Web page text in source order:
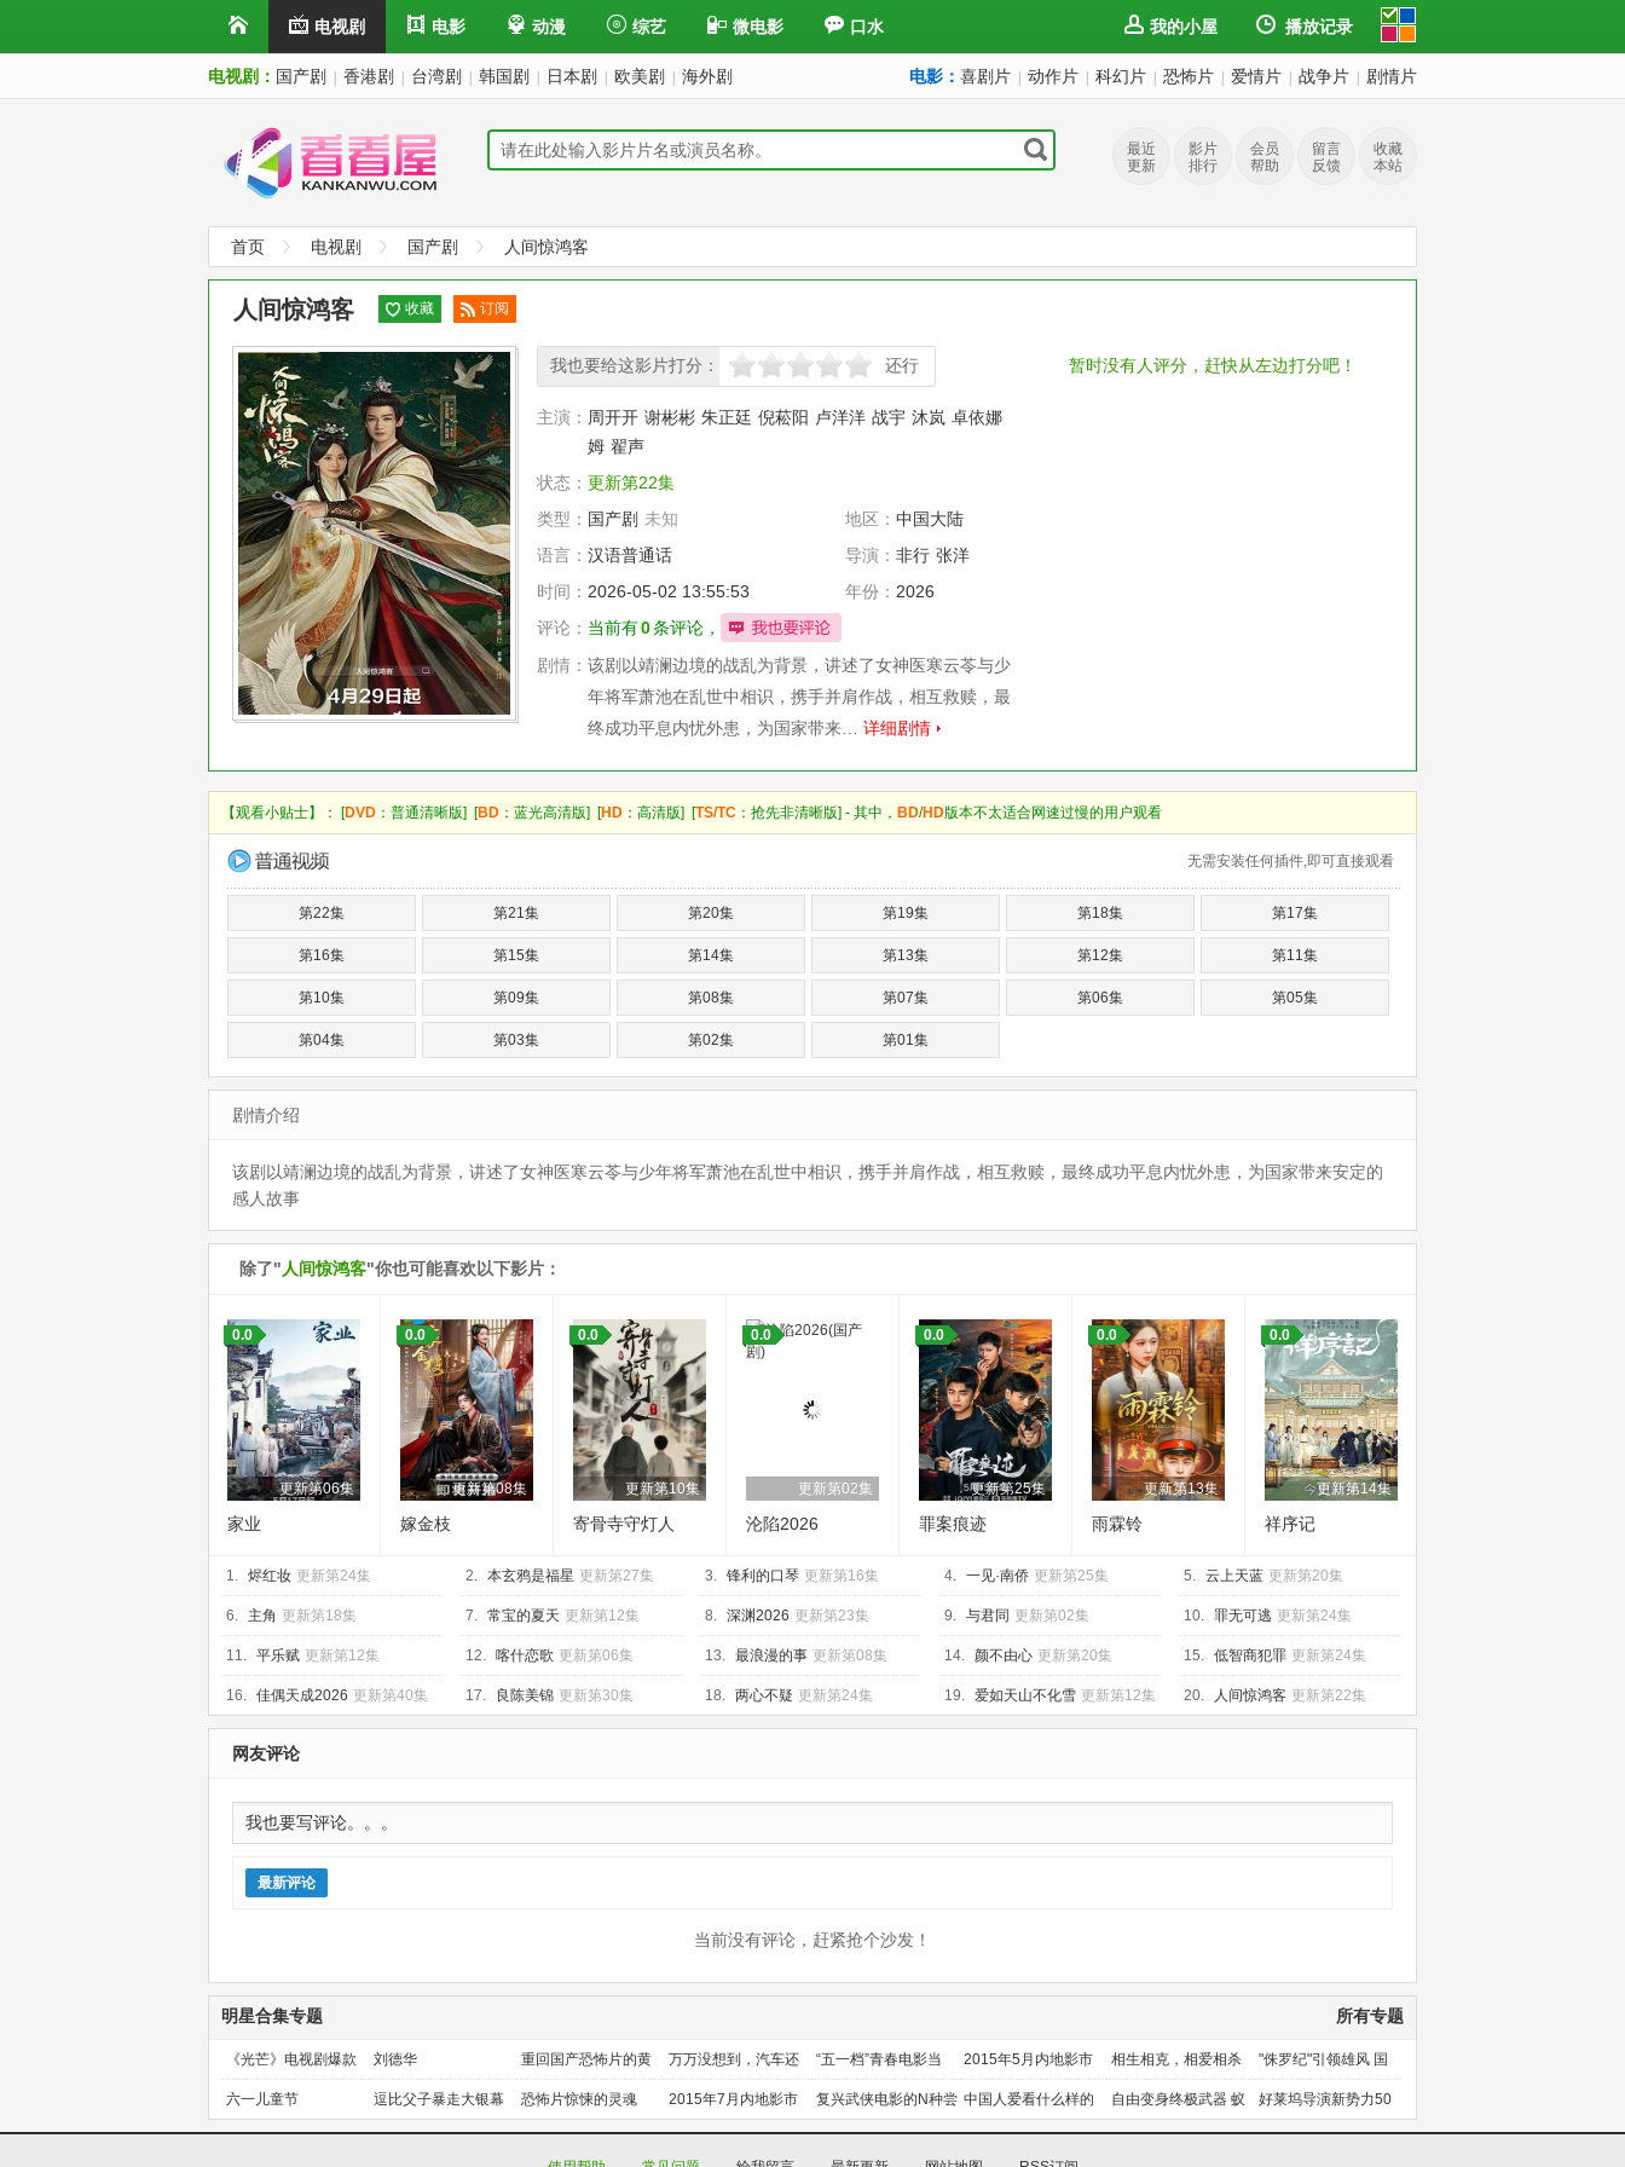
电视剧 电影 动漫 综艺 微电影 口水 我的小屋 播放记录
电视剧： 国产剧 香港剧 台湾剧 韩国剧 日本剧 欧美剧 海外剧 电影： 喜剧片 动作片 科幻片 恐怖片 爱情片 战争片 剧情片
最近
更新
影片
排行
会员
帮助
留言
反馈
收藏
本站
首页 电视剧 国产剧 人间惊鸿客
暂时没有人评分，赶快从左边打分吧！
人间惊鸿客 收藏
订阅
阅
我也要给这影片打分：
很差较差 还行推荐 力荐 还行
主演： 周开开 谢彬彬 朱正廷 倪菘阳 卢洋洋 战宇 沐岚 卓依娜
姆 翟声
状态： 更新第22集
类型： 国产剧 未知 地区： 中国大陆
语言： 汉语普通话 导演： 非行 张洋
时间： 2026-05-02 13:55:53 年份： 2026
评论： 当前有0条评论，
剧情： 该剧以靖澜边境的战乱为背景，讲述了女神医寒云苓与少
年将军萧池在乱世中相识，携手并肩作战，相互救赎，最
终成功平息内忧外患，为国家带来… 详细剧情
【观看小贴士】： [DVD ：普通清晰版] [BD ：蓝光高清版] [HD ：高清版] [TS/TC ：抢先非清晰版] - 其中， BD/HD版本不太适合网速过慢的用户观看
无需安装任何插件,即可直接观看
第22集 第21集 第20集 第19集 第18集 第17集
第16集 第15集 第14集 第13集 第12集 第11集
第10集 第09集 第08集 第07集 第06集 第05集
第04集 第03集 第02集 第01集
剧情介绍
该剧以靖澜边境的战乱为背景，讲述了女神医寒云苓与少年将军萧池在乱世中相识，携手并肩作战，相互救赎，最终成功平息内忧外患，为国家带来安定的
感人故事
除了" 人间惊鸿客"你也可能喜欢以下影片：
更新第06集
0.0
家业
更新第08集
0.0
嫁金枝
更新第10集
0.0
寄骨寺守灯人
更新第02集
0.0
沦陷2026
更新第25集
0.0
罪案痕迹
更新第13集
0.0
雨霖铃
更新第14集
0.0
祥序记
1. 烬红妆 更新第24集 2. 本玄鸦是福星 更新第27集 3. 锋利的口琴 更新第16集 4. 一见·南侨 更新第25集 5. 云上天蓝 更新第20集
6. 主角 更新第18集 7. 常宝的夏天 更新第12集 8. 深渊2026 更新第23集 9. 与君同 更新第02集 10. 罪无可逃 更新第24集
11. 平乐赋 更新第12集 12. 喀什恋歌 更新第06集 13. 最浪漫的事 更新第08集 14. 颜不由心 更新第20集 15. 低智商犯罪 更新第24集
16. 佳偶天成2026 更新第40集 17. 良陈美锦 更新第30集 18. 两心不疑 更新第24集 19. 爱如天山不化雪 更新第12集 20. 人间惊鸿客 更新第22集
网友评论
最新评论
当前没有评论，赶紧抢个沙发！
所有专题
明星合集专题
《光芒》电视剧爆款
预定！
刘德华 重回国产恐怖片的黄
金时代
万万没想到，汽车还
能干这个？
“五一档”青春电影当
道
2015年5月内地影市
前瞻
相生相克，相爱相杀 "侏罗纪"引领雄风 国
产片下旬逆袭
六一儿童节 逗比父子暴走大银幕 恐怖片惊悚的灵魂 2015年7月内地影市
前瞻
复兴武侠电影的N种尝
试
中国人爱看什么样的
喜剧？
自由变身终极武器 蚁
人能力使用者大盘点
好莱坞导演新势力50
人上篇